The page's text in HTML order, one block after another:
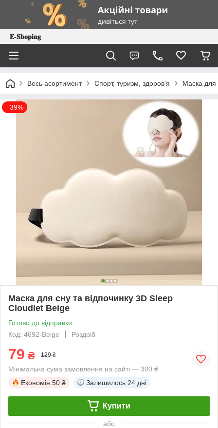
𝐄-𝐒𝐡𝐨𝐩𝐢𝐧𝐠
Весь асортимент Спорт, туризм, здоров'я Маска для
–39%
Маска для сну та відпочинку 3D Sleep
Cloudlet Beige
Готово до відправки
Код: 4692-Beige
Роздріб
79 ₴ 129 ₴
Мінімальна сума замовлення на сайті — 300 ₴
Економія 50 ₴ Залишилось 24 дні
Купити
або